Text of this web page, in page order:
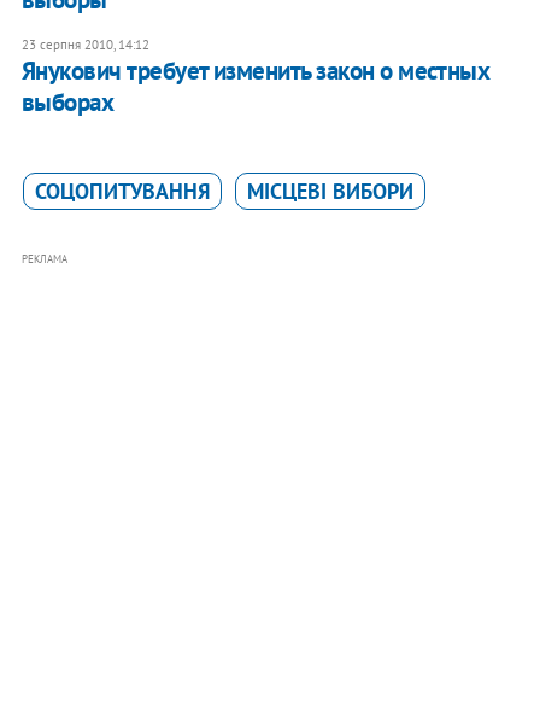
23 серпня 2010, 14:12
Янукович требует изменить закон о местных
выборах
СОЦОПИТУВАННЯ МІСЦЕВІ ВИБОРИ
РЕКЛАМА